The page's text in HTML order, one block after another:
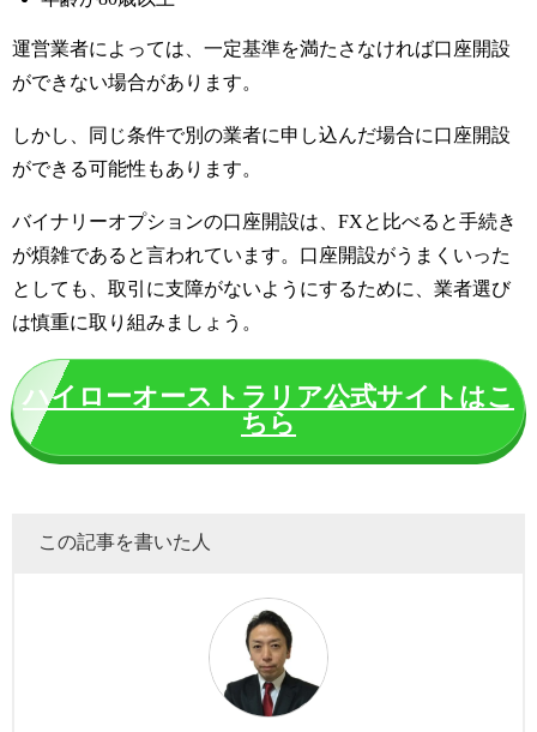
運営業者によっては、一定基準を満たさなければ口座開設
ができない場合があります。
しかし、同じ条件で別の業者に申し込んだ場合に口座開設
ができる可能性もあります。
バイナリーオプションの口座開設は、FXと比べると手続き
が煩雑であると言われています。口座開設がうまくいった
としても、取引に支障がないようにするために、業者選び
は慎重に取り組みましょう。
ハイローオーストラリア公式サイトはこ
ちら
この記事を書いた人